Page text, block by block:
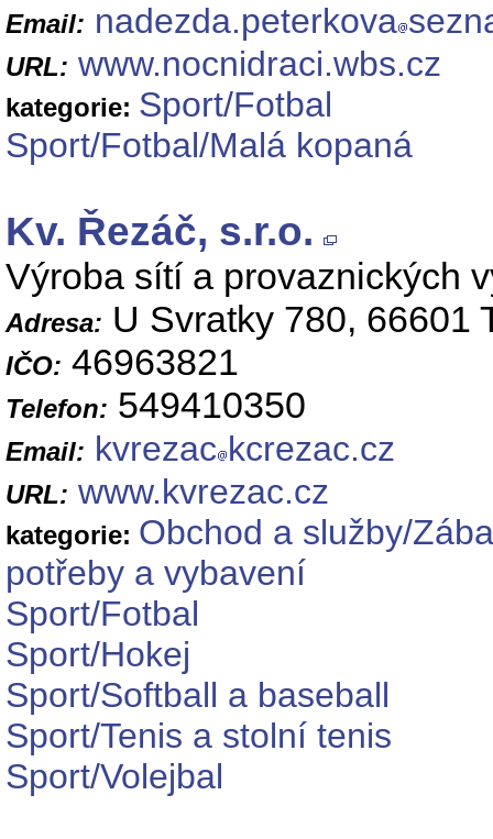
Email: nadezda.peterkova
URL: www.nocnidraci.wbs.cz
kategorie: Sport/Fotbal
Sport/Fotbal/Malá kopaná
Kv. Řezáč, s.r.o.
Výroba sítí a provaznických
Adresa: U Svratky 780, 66601
IČO: 46963821
Telefon: 549410350
Email: kvrezac kcrezac.cz
URL: www.kvrezac.cz
kategorie: Obchod a služby/
potřeby a vybavení
Sport/Fotbal
Sport/Hokej
Sport/Softball a baseball
Sport/Tenis a stolní tenis
Sport/Volejbal